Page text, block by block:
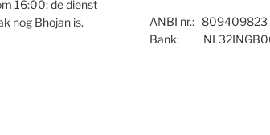
16:00; de dienst
nog Bhojan is.
ANBI nr.: 809409823
Bank: